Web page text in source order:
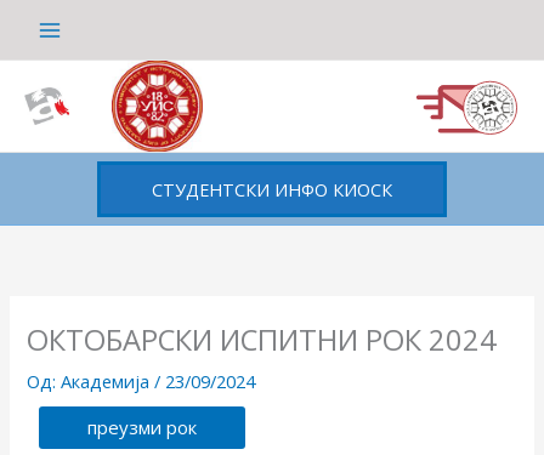
СТУДЕНТСКИ ИНФО КИОСК
ОКТОБАРСКИ ИСПИТНИ РОК 2024
Од: Академија/ 23/09/2024
преузми рок